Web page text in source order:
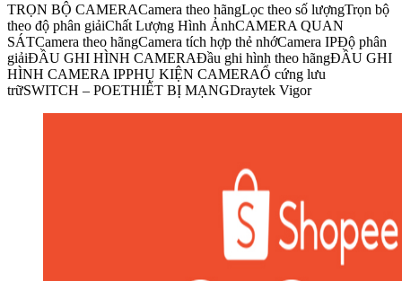
TRỌN BỘ CAMERACamera theo hãngLọc theo số lượngTrọn bộ
theo độ phân giảiChất Lượng Hình ẢnhCAMERA QUAN
SÁTCamera theo hãngCamera tích hợp thẻ nhớCamera IPĐộ phân
giảiĐẦU GHI HÌNH CAMERAĐầu ghi hình theo hãngĐẦU GHI
HÌNH CAMERA IPPHỤ KIỆN CAMERAỔ cứng lưu
trữSWITCH – POETHIẾT BỊ MẠNGDraytek Vigor